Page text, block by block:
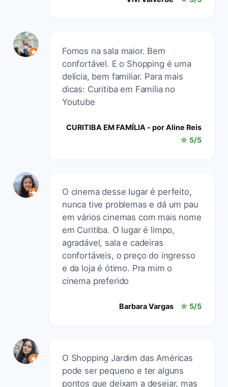
Fomos na sala maior. Bem
confortável. E o Shopping é uma
delícia, bem familiar. Para mais
dicas: Curitiba em Família no
Youtube
CURITIBA EM FAMÍLIA - por Aline Reis
☆ 5/5
O cinema desse lugar é perfeito,
nunca tive problemas e dá um pau
em vários cinemas com mais nome
em Curitiba. O lugar é limpo,
agradável, sala e cadeiras
confortáveis, o preço do ingresso
e da loja é ótimo. Pra mim o
cinema preferido
Barbara Vargas ☆ 5/5
O Shopping Jardim das Américas
pode ser pequeno e ter alguns
pontos que deixam a desejar, mas